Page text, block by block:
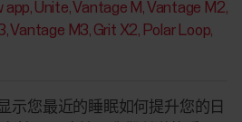
app Unite Vantage M Vantage M2
Vantage M3 Grit X2 Polar Loop
示您最近的睡眠如何提升您的日